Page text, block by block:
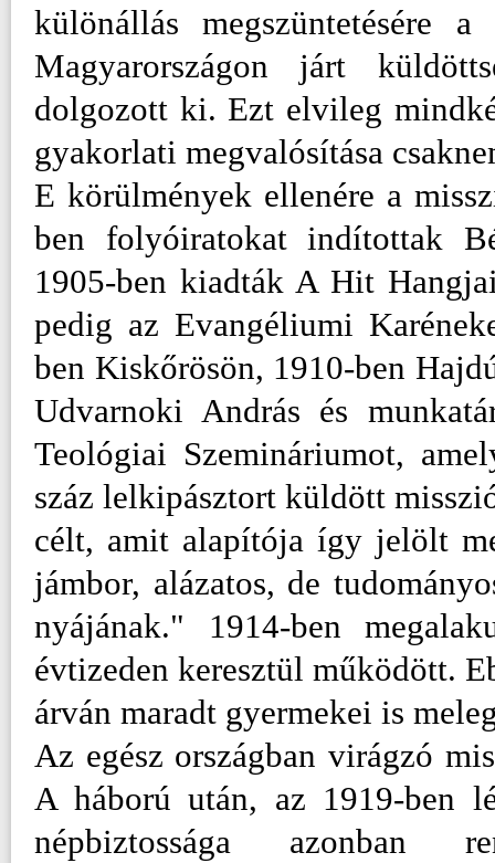
különállás megszüntetésére
Magyarországon járt
dolgozott ki. Ezt elvileg
gyakorlati megvalósítása
E körülmények ellenére a
ben folyóiratokat indítottak
1905-ben kiadták A Hit
pedig az Evangéliumi
ben Kiskőrösön, 1910-ben
Udvarnoki András és
Teológiai Szemináriumot,
száz lelkipásztort küldött
célt, amit alapítója így jelölt
jámbor, alázatos, de
nyájának." 1914-ben
évtizeden keresztül működött.
árván maradt gyermekei is
Az egész országban virágzó
A háború után, az 1919-ben
népbiztossága azonban